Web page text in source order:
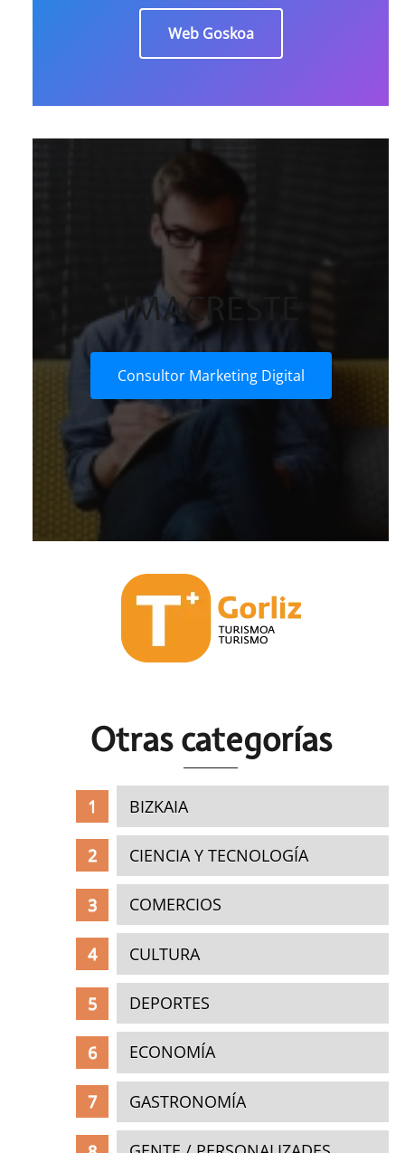
Web Goskoa
IMACRESTE
Consultor Marketing Digital
Otras categorías
BIZKAIA
CIENCIA Y TECNOLOGÍA
COMERCIOS
CULTURA
DEPORTES
ECONOMÍA
GASTRONOMÍA